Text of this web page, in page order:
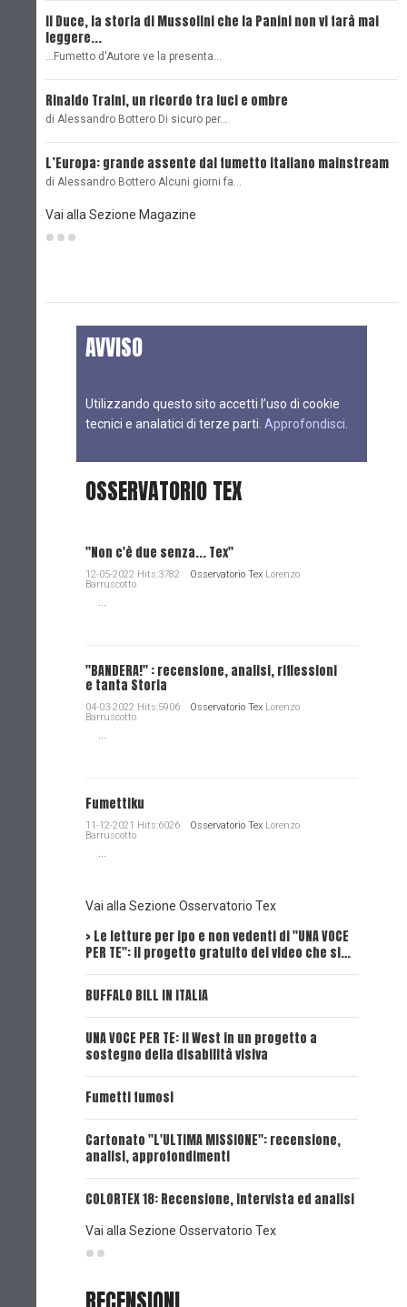
Il Duce, la storia di Mussolini che la Panini non vi farà mai
leggere...
...Fumetto d'Autore ve la presenta…
Rinaldo Traini, un ricordo tra luci e ombre
di Alessandro Bottero Di sicuro per…
L’Europa: grande assente dal fumetto italiano mainstream
di Alessandro Bottero Alcuni giorni fa…
Vai alla Sezione Magazine
AVVISO
Utilizzando questo sito accetti l’uso di cookie
tecnici e analatici di terze parti. Approfondisci
OSSERVATORIO TEX
"Non c'è due senza... Tex"
12-05-2022 Hits:3782 Osservatorio Tex Lorenzo
Barruscotto
...
"BANDERA!" : recensione, analisi, riflessioni
e tanta Storia
04-03-2022 Hits:5906 Osservatorio Tex Lorenzo
Barruscotto
...
Fumettiku
11-12-2021 Hits:6026 Osservatorio Tex Lorenzo
Barruscotto
...
Vai alla Sezione Osservatorio Tex
> Le letture per ipo e non vedenti di "UNA VOCE
PER TE": il progetto gratuito dei video che si…
BUFFALO BILL IN ITALIA
UNA VOCE PER TE: il West in un progetto a
sostegno della disabilità visiva
Fumetti fumosi
Cartonato "L'ULTIMA MISSIONE": recensione,
analisi, approfondimenti
COLORTEX 18: Recensione, intervista ed analisi
Vai alla Sezione Osservatorio Tex